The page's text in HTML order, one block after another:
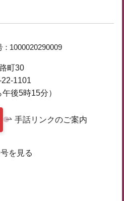
1000020290009
町30
1101
後5時15分）
手話リンクのご案内
を見る